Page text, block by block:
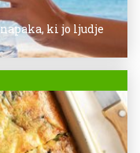
ki jo ljudje